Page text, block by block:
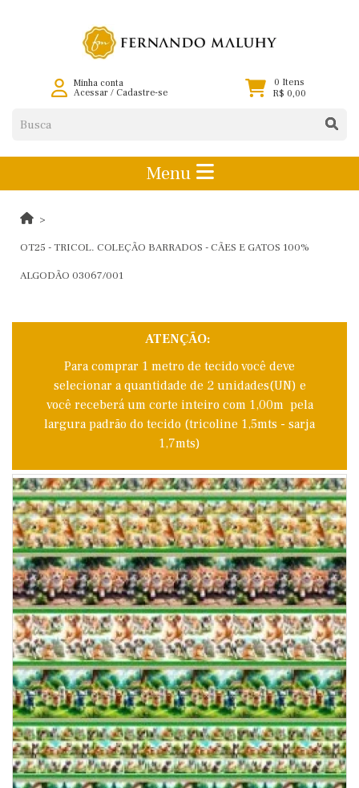
Minha conta
Acessar/ Cadastre-se
0 Itens
R$ 0,00
Menu
OT25 - TRICOL. COLEÇÃO BARRADOS - CÃES E GATOS 100%
ALGODÃO 03067/001
ATENÇÃO:
Para comprar 1 metro de tecido você deve
selecionar a quantidade de 2 unidades(UN) e
você receberá um corte inteiro com 1,00m pela
largura padrão do tecido (tricoline 1,5mts - sarja
1,7mts)